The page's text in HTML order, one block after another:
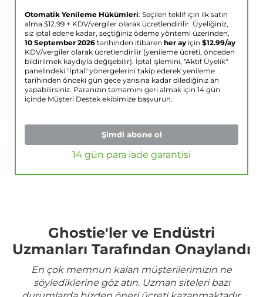
Otomatik Yenileme Hükümleri: Seçilen teklif için ilk satın
alma $12.99 + KDV/vergiler olarak ücretlendirilir. Üyeliğiniz,
siz iptal edene kadar, seçtiğiniz ödeme yöntemi üzerinden,
10 September 2026 tarihinden itibaren her ay için $12.99/ay
KDV/vergiler olarak ücretlendirilir (yenileme ücreti, önceden
bildirilmek kaydıyla değişebilir). İptal işlemini, "Aktif Üyelik"
panelindeki "İptal" yönergelerini takip ederek yenileme
tarihinden önceki gün gece yarısına kadar dilediğiniz an
yapabilirsiniz. Paranızın tamamını geri almak için 14 gün
içinde Müşteri Destek ekibimize başvurun.
Şimdi abone ol
14 gün para iade garantisi
Ghostie'ler ve Endüstri
Uzmanları Tarafından Onaylandı
En çok memnun kalan müşterilerimizin ne
söylediklerine göz atın. Uzman siteleri bazı